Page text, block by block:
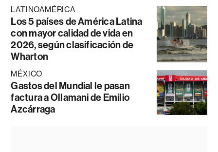
LATINOAMÉRICA
Los 5 países de América Latina
con mayor calidad de vida en
2026, según clasificación de
Wharton
MÉXICO
Gastos del Mundial le pasan
factura a Ollamani de Emilio
Azcárraga